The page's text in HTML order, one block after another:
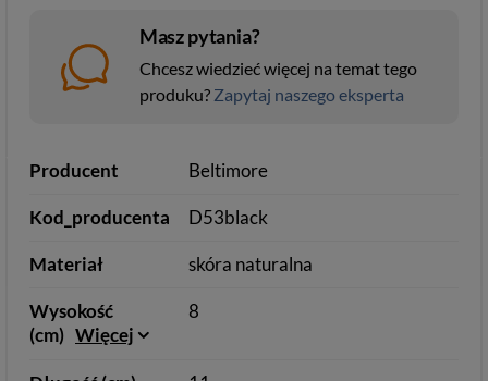
Masz pytania?
Chcesz wiedzieć więcej na temat tego
produku? Zapytaj naszego eksperta
Producent Beltimore
Kod_producenta D53black
Materiał skóra naturalna
Wysokość
(cm) Więcej
8